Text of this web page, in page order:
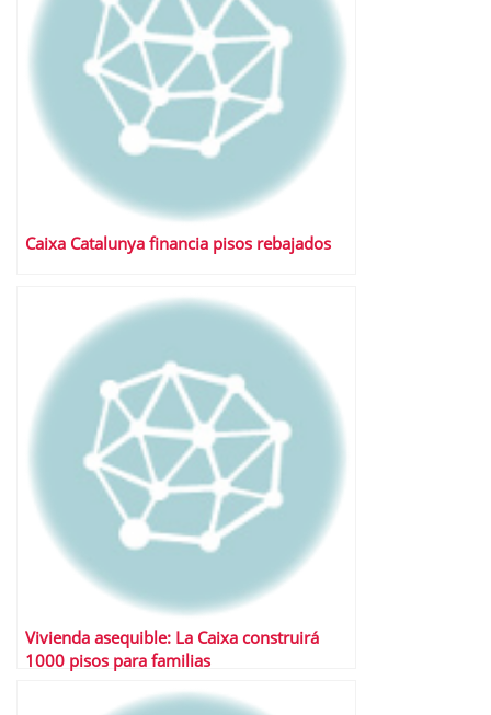
Caixa Catalunya financia pisos rebajados
Vivienda asequible: La Caixa construirá
1000 pisos para familias